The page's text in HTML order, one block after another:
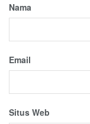
Nama
Email
Situs Web